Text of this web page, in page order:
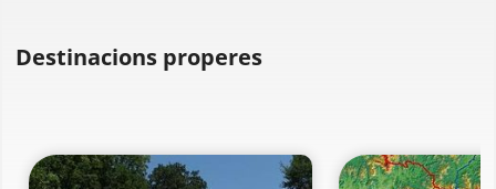
Destinacions properes